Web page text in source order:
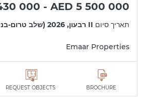
000 - AED 5 500 000
תאריך סיום II רבעון, 2026 (שלב טרום-בנייה)
Emaar Properties
BROCHURE
REQUEST OBJECTS